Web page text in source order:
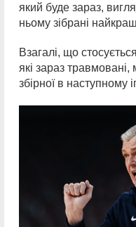
який буде зараз,
ньому зібрані
Взагалі, що
які зараз травмовані,
збірної в наступному